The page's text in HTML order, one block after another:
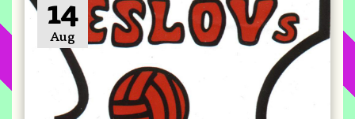
14
Aug